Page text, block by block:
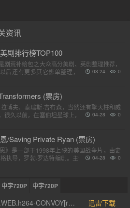
资讯
剧排行榜TOP100
剧荒补给包之大众高分美剧、英剧整理推荐，
后还有更多其它影单整理，请各位收藏好。
0
03-24
(票房)
博夫、泰瑞斯·吉布森，当然还有擎天柱和威
很久以前，在塞伯坦星球上，一个巨大的，强
0
04-28
/Saving Private Ryan (票房)
》是一部于1998年上映的美国战争片，由史
执导，罗勃·罗达特编剧。主演包括汤姆·汉克
0
04-28
中字720P 中字720P
Shameless.US.S09E01.WEB.h264-CONVOY[rartv]
迅雷下载